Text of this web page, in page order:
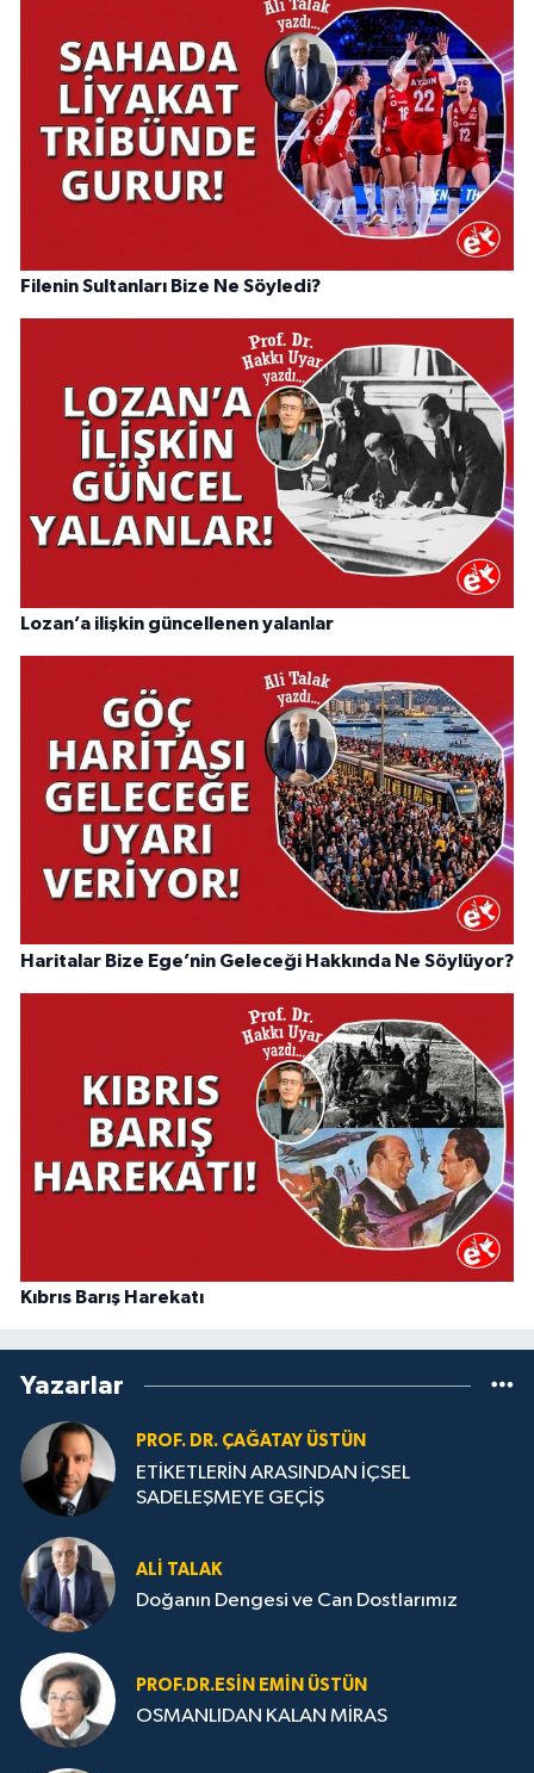
Filenin Sultanları Bize Ne Söyledi?
Lozan’a ilişkin güncellenen yalanlar
Haritalar Bize Ege’nin Geleceği Hakkında Ne Söylüyor?
Kıbrıs Barış Harekatı
Yazarlar
PROF. DR. ÇAĞATAY ÜSTÜN
ETİKETLERİN ARASINDAN İÇSEL
SADELEŞMEYE GEÇİŞ
ALI TALAK
Doğanın Dengesi ve Can Dostlarımız
PROF.DR.ESIN EMIN ÜSTÜN
OSMANLIDAN KALAN MİRAS